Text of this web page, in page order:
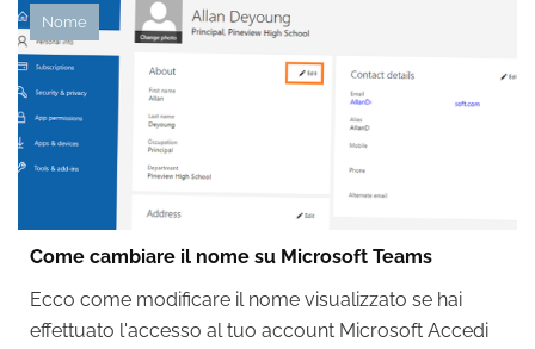
Nome
Come cambiare il nome su Microsoft Teams
Ecco come modificare il nome visualizzato se hai
effettuato l'accesso al tuo account Microsoft Accedi